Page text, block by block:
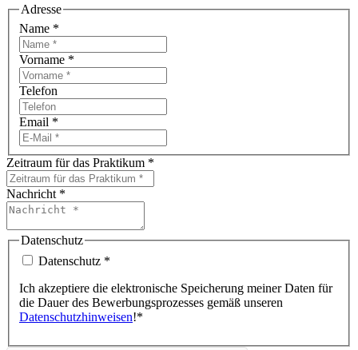
Adresse
Name *
Vorname *
Telefon
Email *
Zeitraum für das Praktikum *
Nachricht *
Datenschutz
Datenschutz *
Ich akzeptiere die elektronische Speicherung meiner Daten für
die Dauer des Bewerbungsprozesses gemäß unseren
Datenschutzhinweisen!*